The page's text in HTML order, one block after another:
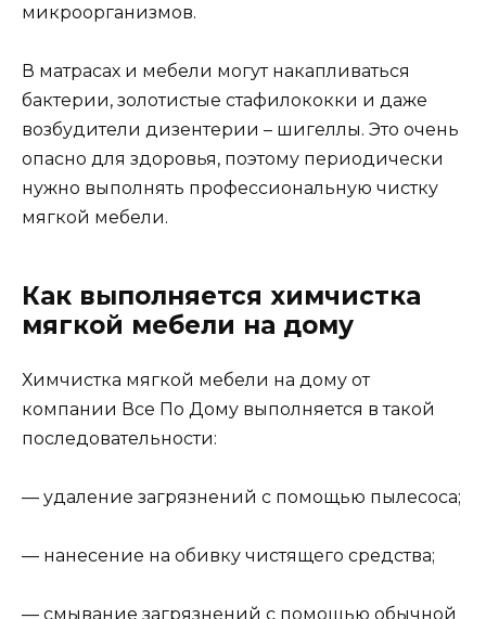
микроорганизмов.
В матрасах и мебели могут накапливаться
бактерии, золотистые стафилококки и даже
возбудители дизентерии – шигеллы. Это очень
опасно для здоровья, поэтому периодически
нужно выполнять профессиональную чистку
мягкой мебели.
Как выполняется химчистка
мягкой мебели на дому
Химчистка мягкой мебели на дому от
компании Все По Дому выполняется в такой
последовательности:
— удаление загрязнений с помощью пылесоса;
— нанесение на обивку чистящего средства;
— смывание загрязнений с помощью обычной